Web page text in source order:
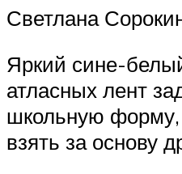
Светлана
Яркий сине-
атласных лент
школьную
взять за основу